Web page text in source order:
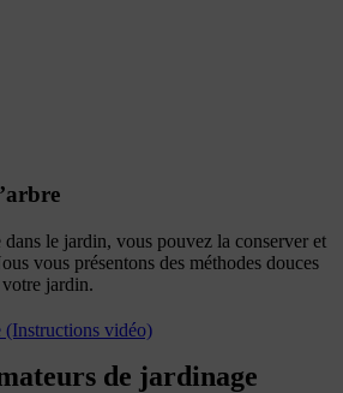
dans le jardin, vous pouvez la conserver et
vous présentons des méthodes douces
jardin.
(Instructions vidéo)
de jardinage